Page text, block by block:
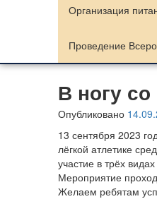
Организация
Проведение
В ногу
Опубликовано
13 сентября 2023
лёгкой атлетике
участие в трёх
Мероприятие
Желаем ребятам